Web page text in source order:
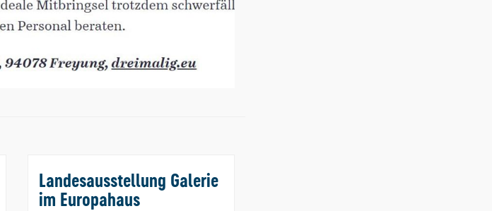
Landesausstellung Galerie
im Europahaus